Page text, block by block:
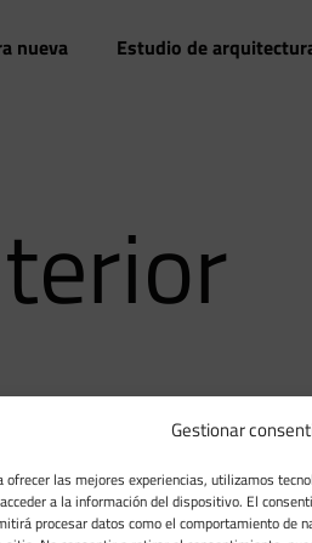
Gestionar
ofrecer las mejores experiencias, utilizamos
a la información del dispositivo. El
procesar datos como el comportamiento de
nueva Estudio de
REFORMAS CON GARANTIA EN
Reformas con garantía en